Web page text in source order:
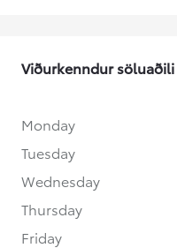
Viðurkenndur söluaðili
Monday
Tuesday
Wednesday
Thursday
Friday